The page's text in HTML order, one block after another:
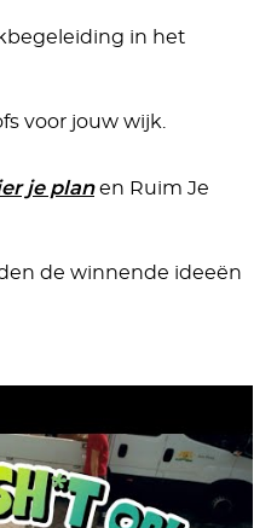
in het
voor jouw wijk.
je planen Ruim Je
de winnende ideeën